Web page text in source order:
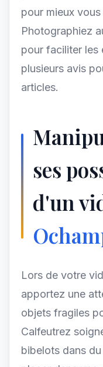
pour mieux
Photographiez
pour faciliter les
plusieurs avis
articles.
ses
d'un
Lors de votre
apportez une
objets fragiles
Calfeutrez
bibelots dans